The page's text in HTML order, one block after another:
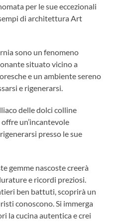
per le sue eccezionali
di architettura Art
sono un fenomeno
situato vicino a
e un ambiente sereno
e rigenerarsi.
delle dolci colline
un’incantevole
presso le sue
gemme nascoste creerà
e ricordi preziosi.
ben battuti, scoprirà un
conoscono. Si immerga
la cucina autentica e crei